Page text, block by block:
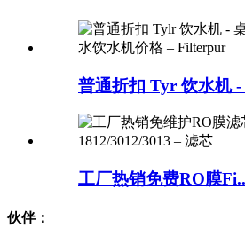
普通折扣 Tyr 饮水机 -
工厂热销免费RO膜
伙伴：